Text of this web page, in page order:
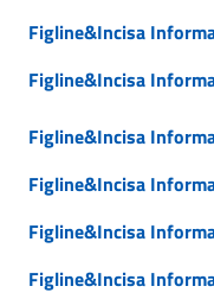
Figline&Incisa
Figline&Incisa
Figline&Incisa
Figline&Incisa
Figline&Incisa
Figline&Incisa